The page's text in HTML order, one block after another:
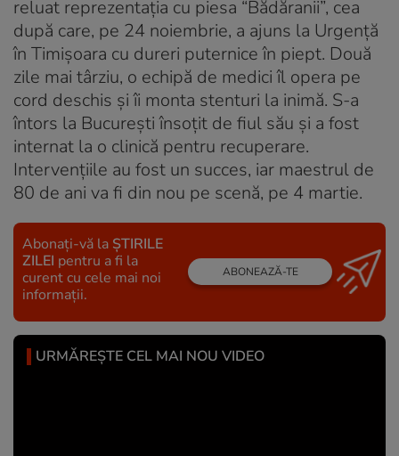
reluat reprezentaţia cu piesa “Bădăranii”, cea
după care, pe 24 noiembrie, a ajuns la Urgenţă
în Timişoara cu dureri puternice în piept. Două
zile mai târziu, o echipă de medici îl opera pe
cord deschis şi îi monta stenturi la inimă. S-a
întors la Bucureşti însoţit de fiul său şi a fost
internat la o clinică pentru recuperare.
Intervenţiile au fost un succes, iar maestrul de
80 de ani va fi din nou pe scenă, pe 4 martie.
Abonați-vă la ȘTIRILE
ZILEI pentru a fi la
curent cu cele mai noi
informații.
ABONEAZĂ-TE
URMĂREȘTE CEL MAI NOU VIDEO